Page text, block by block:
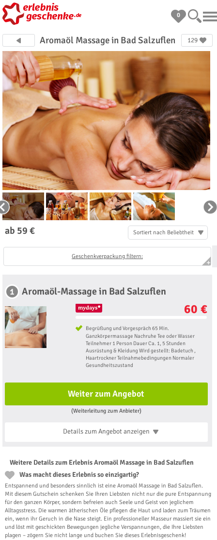
0
Aromaöl Massage in Bad Salzuflen 129
ab 59 € Sortiert nach Beliebtheit
Geschenkverpackung filtern:
1 Aromaöl-Massage in Bad Salzuflen
60 €
Begrüßung und Vorgespräch 65 Min.
Ganzkörpermassage Nachruhe Tee oder Wasser
Teilnehmer 1 Person Dauer Ca. 1, 5 Stunden
Ausrüstung & Kleidung Wird gestellt: Badetuch ,
Haartrockner Teilnahmebedingungen Normaler
Gesundheitszustand
Weiter zum Angebot
(Weiterleitung zum Anbieter)
Details zum Angebotanzeigen
Weitere Details zum Erlebnis Aromaöl Massage in Bad Salzuflen
Was macht dieses Erlebnis so einzigartig?
Entspannend und besonders sinnlich ist eine Aromaöl Massage in Bad Salzuflen.
Mit diesem Gutschein schenken Sie Ihren Liebsten nicht nur die pure Entspannung
für den ganzen Körper, sondern befreien auch Seele und Geist von jeglichem
Alltagsstress. Die warmen ätherischen Öle pflegen die Haut und laden zum Träumen
ein, wenn ihr Geruch in die Nase steigt. Ein professioneller Masseur massiert sie ein
und löst mit geschickten Bewegungen jegliche Verspannungen, die Ihre Liebsten
plagen – zögern Sie nicht lange und buchen Sie dieses Erlebnisgeschenk!